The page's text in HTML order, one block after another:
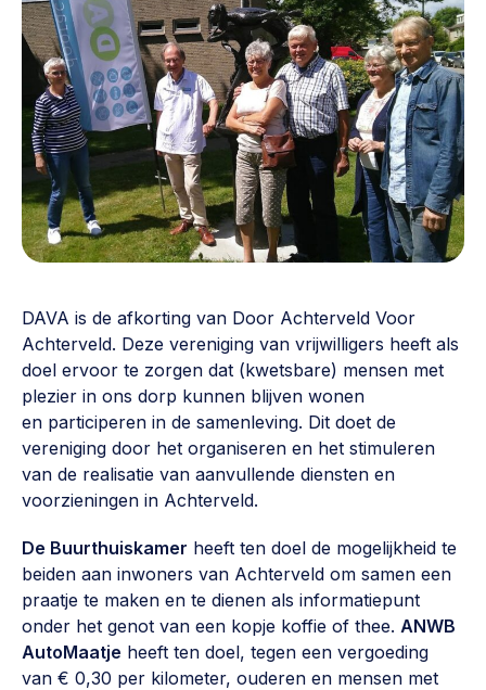
Vrijwilligers en medewerkers
Werving, contracten en vergoedingen, betaalde krachten
>
Eigen gebouw
Huren of kopen, maatschappelijk vastgoed,
ontmoetingsplekken >
Sociaal ondernemen
Bewonersbedrijf starten, ondernemingsplan maken >
Community building en ABCD, welkomstcultuur >
Zorgzame gemeenschappen
Betrokken buurten, contact stimuleren, netwerken
uitbreiden >
Wijkaanpak
Werken aan de wijk, ABCD, WijkWijzer >
Weerbare gemeenschappen
Voorbereiden op crisis, noodsteunpunten,
ontmoetingsplekken >
Buurtenergie
Energiecollectieven, buurt vergroenen, SDG >
Opinie
Bijeenkomsten
Team
Lid worden
Vraag stellen
030 231 7511
DAVA is de afkorting van Door Achterveld Voor
Achterveld. Deze vereniging van vrijwilligers heeft als
doel ervoor te zorgen dat (kwetsbare) mensen met
plezier in ons dorp kunnen blijven wonen
en participeren in de samenleving. Dit doet de
vereniging door het organiseren en het stimuleren
van de realisatie van aanvullende diensten en
voorzieningen in Achterveld.
De Buurthuiskamer heeft ten doel de mogelijkheid te
beiden aan inwoners van Achterveld om samen een
praatje te maken en te dienen als informatiepunt
onder het genot van een kopje koffie of thee. ANWB
AutoMaatje heeft ten doel, tegen een vergoeding
van € 0,30 per kilometer, ouderen en mensen met